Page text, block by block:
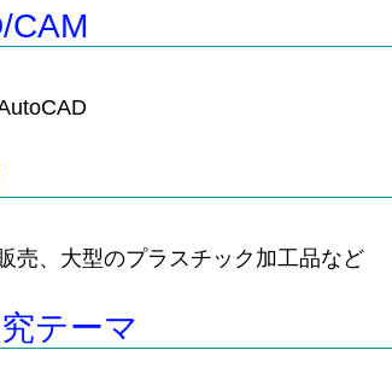
CAM
売、大型のプラスチック加工品など
テーマ